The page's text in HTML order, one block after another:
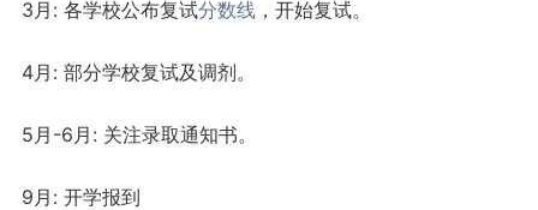
3月: 各学校公布复试分数线，开始复试。
4月: 部分学校复试及调剂。
5月-6月: 关注录取通知书。
9月: 开学报到